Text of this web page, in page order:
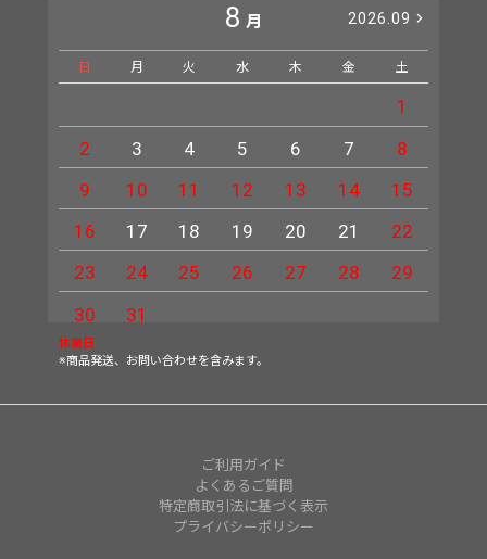
8 月 2026.09
日 月 火 水 木 金 土
1
2
3 4 5 6 7
8
9
10 11 12 13 14
15
16
17 18 19 20 21
22
23
24 25 26 27 28
29
30
31
休業日
※商品発送、お問い合わせを含みます。
ご利用ガイド
よくあるご質問
特定商取引法に基づく表示
プライバシーポリシー